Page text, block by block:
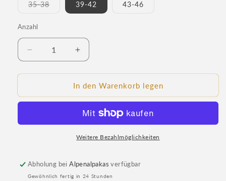
35-38Variante
ausverkauft
39-42 43-46
Anzahl
Anzahl
Verringere
die
Menge
Alpaka
/
Erhöhe
die
Menge
für
Alpaka
Socken
Trekking
/
Arbeit
In den Warenkorb legen
Weitere Bezahlmöglichkeiten
Abholung beiAlpenalpakas verfügbar
Gewöhnlich fertig in 24 Stunden